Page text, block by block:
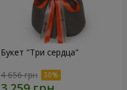
Букет "Три сердца"
4 656 грн